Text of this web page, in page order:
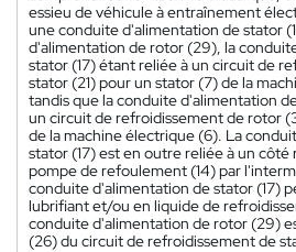
essieu de véhicule à entraînement
une conduite d'alimentation de stator
d'alimentation de rotor (29), la
stator (17) étant reliée à un circuit de
stator (21) pour un stator (7) de la
tandis que la conduite d'alimentation
un circuit de refroidissement de rotor
de la machine électrique (6). La
stator (17) est en outre reliée à un
pompe de refoulement (14) par
conduite d'alimentation de stator (17)
lubrifiant et/ou en liquide de
conduite d'alimentation de rotor (29)
(26) du circuit de refroidissement de